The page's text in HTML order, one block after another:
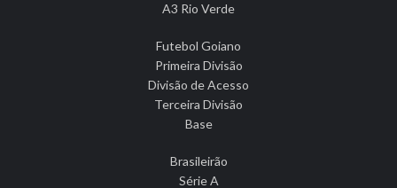
A3 Rio Verde
Futebol Goiano
Primeira Divisão
Divisão de Acesso
Terceira Divisão
Base
Brasileirão
Série A